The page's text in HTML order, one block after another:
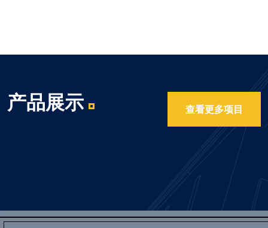
产品展示 查看更多项目